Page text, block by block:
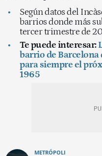
Según datos del
barrios donde más
tercer trimestre de
Te puede interesar:
barrio de Barcelona
para siempre el
1965
METRÓPOLI